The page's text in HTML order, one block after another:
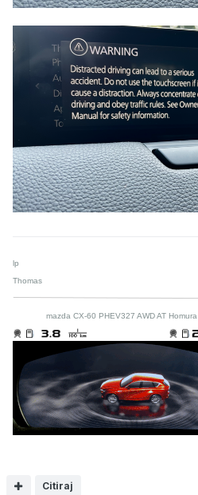
Citiraj
lp
Thomas
mazda CX-60 PHEV327 AWD AT Homura